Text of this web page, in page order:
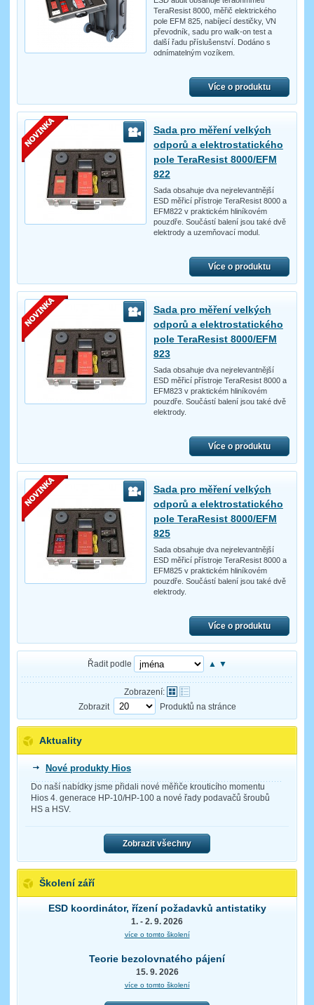
TeraResist 8000, měřič elektrického
pole EFM 825, nabíjecí destičky, VN
převodník, sadu pro walk-on test a
další řadu příslušenství. Dodáno s
odnímatelným vozíkem.
Více o produktu
Sada pro měření velkých
odporů a elektrostatického
pole TeraResist 8000/EFM
822
Sada obsahuje dva nejrelevantnější
ESD měřicí přístroje TeraResist 8000 a
EFM822 v praktickém hliníkovém
pouzdře. Součástí balení jsou také dvě
elektrody a uzemňovací modul.
Více o produktu
Sada pro měření velkých
odporů a elektrostatického
pole TeraResist 8000/EFM
823
Sada obsahuje dva nejrelevantnější
ESD měřicí přístroje TeraResist 8000 a
EFM823 v praktickém hliníkovém
pouzdře. Součástí balení jsou také dvě
elektrody.
Více o produktu
Sada pro měření velkých
odporů a elektrostatického
pole TeraResist 8000/EFM
825
Sada obsahuje dva nejrelevantnější
ESD měřicí přístroje TeraResist 8000 a
EFM825 v praktickém hliníkovém
pouzdře. Součástí balení jsou také dvě
elektrody.
Více o produktu
Řadit podle ▲ ▼
Zobrazení:
Zobrazit
Produktů na stránce
Aktuality
Nové produkty Hios
Do naší nabídky jsme přidali nové měřiče krouticího momentu
Hios 4. generace HP-10/HP-100 a nové řady podavačů šroubů
HS a HSV.
Zobrazit všechny
Školení září
ESD koordinátor, řízení požadavků antistatiky
1. - 2. 9. 2026
více o tomto školení
Teorie bezolovnatého pájení
15. 9. 2026
více o tomto školení